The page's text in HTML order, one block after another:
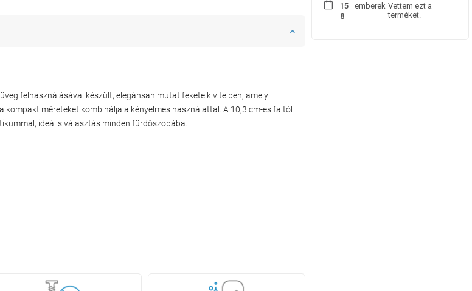
felhasználásával készült, elegánsan mutat fekete kivitelben, amely
kompakt méreteket kombinálja a kényelmes használattal. A 10,3 cm-es faltól
ideális választás minden fürdőszobába.
15
8
emberek Vettem ezt a
terméket.